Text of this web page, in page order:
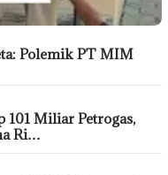
Polemik PT MIM
101 Miliar Petrogas,
Ri…